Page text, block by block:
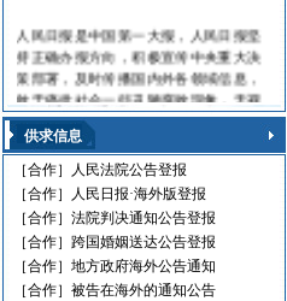
人民日报是中国第一大报，人民日报坚
持正确办报方向，积极宣传中央重大决
策部署，及时传播国内外各领域信息，
敢于痛批社会一些丑陋腐败现象，无视
法律的黑社会流氓，利用职权玩忽职守
的高级官员，受到读报人欢迎。人民日
报海外版，这是中国对外发行的最具权
威性的综合性中文日报，主要面向海外
华人、华侨、港澳台同胞和在各国，发
行80多个国家和地区。
人民日报刊登010-61429368
遗失声明 环保公告
供求信息
［合作］
人民法院公告登报
［合作］
人民日报·海外版登报
［合作］法院判决通知公告登报
［合作］跨国婚姻送达公告登报
［合作］地方政府海外公告通知
［合作］被告在海外的通知公告